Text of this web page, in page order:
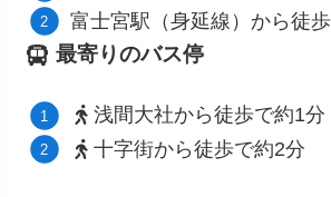
富士宮駅（身延線）から徒
最寄りのバス停
浅間大社から徒歩で約1分
十字街から徒歩で約2分